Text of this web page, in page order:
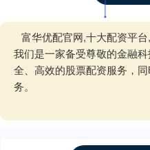
富华优配官网,十大配资平
我们是一家备受尊敬的金融
全、高效的股票配资服务，
务。